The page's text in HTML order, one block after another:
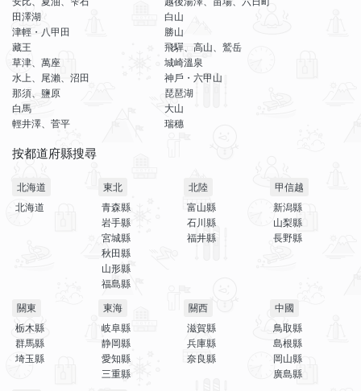
田澤湖
津輕・八甲田
藏王
草津、萬座
水上、尾瀨、沼田
那須、鹽原
白馬
輕井澤、菅平
白山
勝山
飛驒、高山、鷲岳
城崎溫泉
神戶・六甲山
琵琶湖
大山
瑞穗
按都道府縣搜尋
北海道
北海道
東北
青森縣
岩手縣
宮城縣
秋田縣
山形縣
福島縣
北陸
富山縣
石川縣
福井縣
甲信越
新潟縣
山梨縣
長野縣
關東
栃木縣
群馬縣
埼玉縣
東海
岐阜縣
静岡縣
愛知縣
三重縣
關西
滋賀縣
兵庫縣
奈良縣
中國
鳥取縣
島根縣
岡山縣
廣島縣